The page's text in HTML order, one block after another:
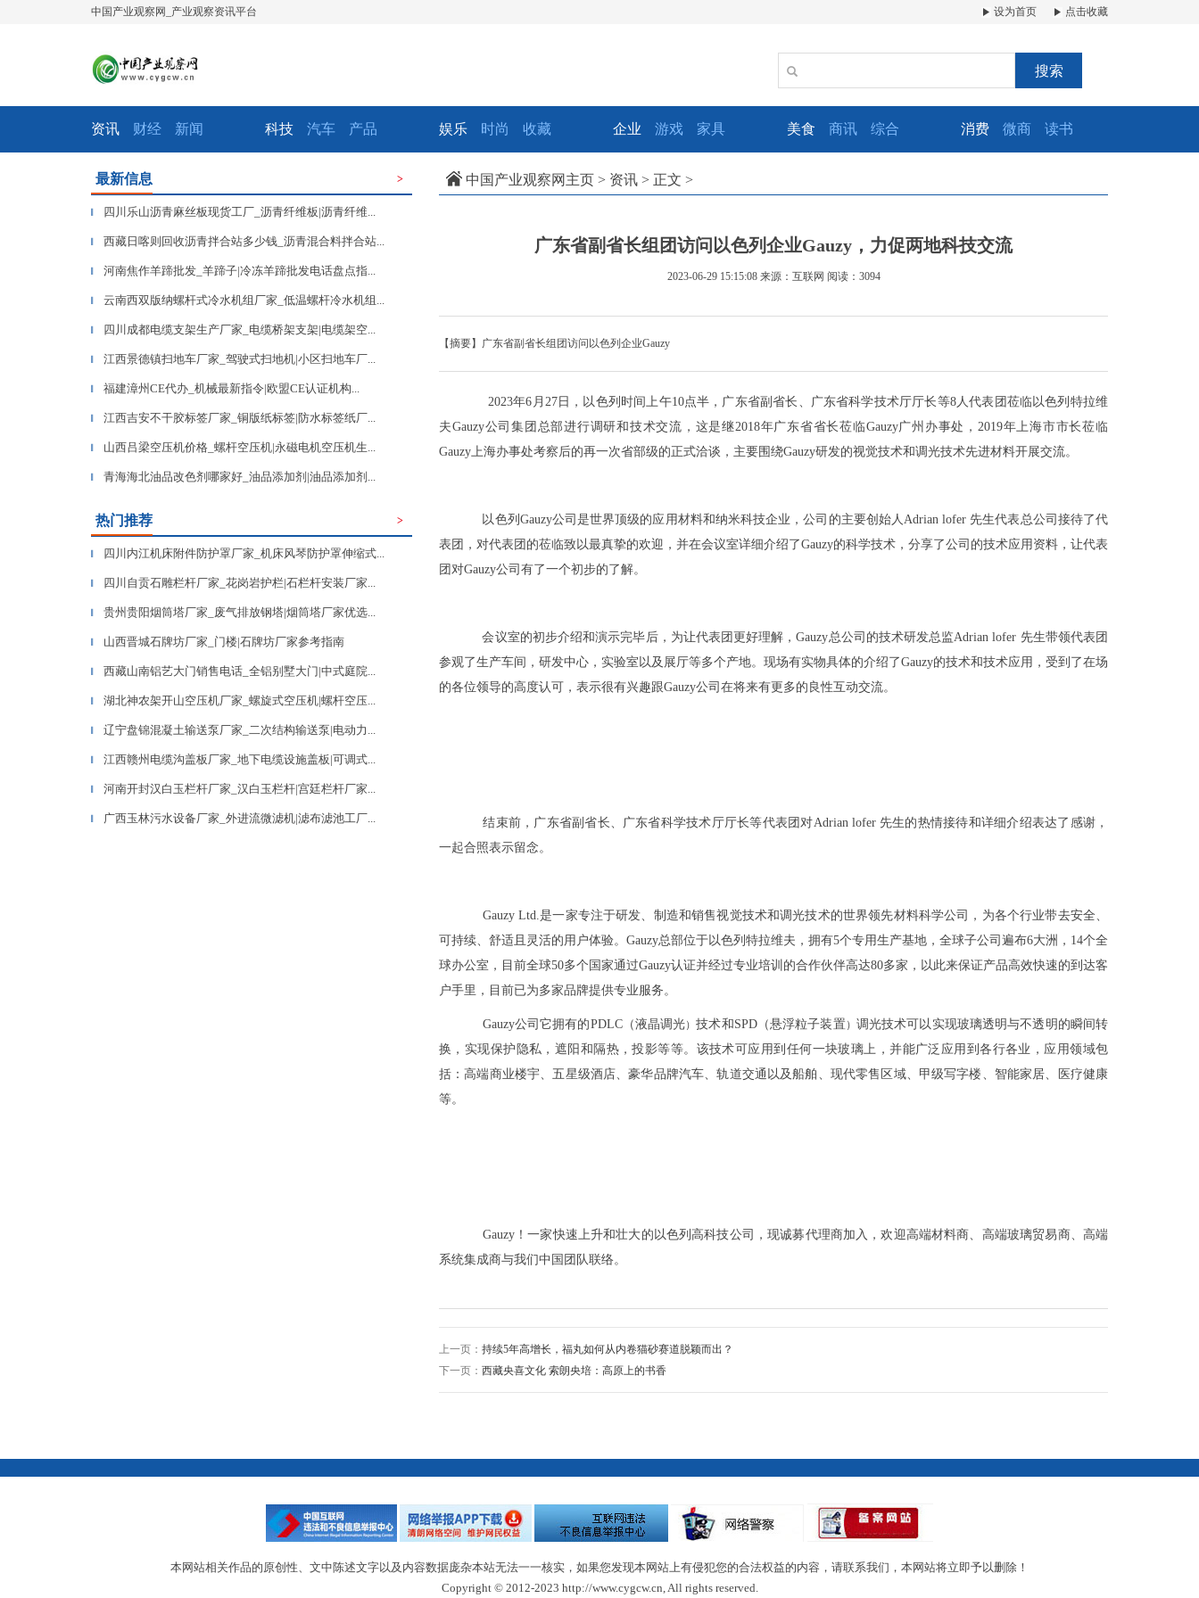
中国产业观察网_产业观察资讯平台 设为首页 点击收藏
搜索
资讯 财经 新闻 科技 汽车 产品 娱乐 时尚 收藏 企业 游戏 家具 美食 商讯 综合 消费 微商 读书
最新信息 >
▎ 四川乐山沥青麻丝板现货工厂_沥青纤维板|沥青纤维...
▎ 西藏日喀则回收沥青拌合站多少钱_沥青混合料拌合站...
▎ 河南焦作羊蹄批发_羊蹄子|冷冻羊蹄批发电话盘点指...
▎ 云南西双版纳螺杆式冷水机组厂家_低温螺杆冷水机组...
▎ 四川成都电缆支架生产厂家_电缆桥架支架|电缆架空...
▎ 江西景德镇扫地车厂家_驾驶式扫地机|小区扫地车厂...
▎ 福建漳州CE代办_机械最新指令|欧盟CE认证机构...
▎ 江西吉安不干胶标签厂家_铜版纸标签|防水标签纸厂...
▎ 山西吕梁空压机价格_螺杆空压机|永磁电机空压机生...
▎ 青海海北油品改色剂哪家好_油品添加剂|油品添加剂...
热门推荐 >
▎ 四川内江机床附件防护罩厂家_机床风琴防护罩伸缩式...
▎ 四川自贡石雕栏杆厂家_花岗岩护栏|石栏杆安装厂家...
▎ 贵州贵阳烟筒塔厂家_废气排放钢塔|烟筒塔厂家优选...
▎ 山西晋城石牌坊厂家_门楼|石牌坊厂家参考指南
▎ 西藏山南铝艺大门销售电话_全铝别墅大门|中式庭院...
▎ 湖北神农架开山空压机厂家_螺旋式空压机|螺杆空压...
▎ 辽宁盘锦混凝土输送泵厂家_二次结构输送泵|电动力...
▎ 江西赣州电缆沟盖板厂家_地下电缆设施盖板|可调式...
▎ 河南开封汉白玉栏杆厂家_汉白玉栏杆|宫廷栏杆厂家...
▎ 广西玉林污水设备厂家_外进流微滤机|滤布滤池工厂...
中国产业观察网主页 > 资讯 > 正文 >
广东省副省长组团访问以色列企业Gauzy，力促两地科技交流
2023-06-29 15:15:08 来源：互联网 阅读：3094
【摘要】广东省副省长组团访问以色列企业Gauzy
2023年6月27日，以色列时间上午10点半，广东省副省长、广东省科学技术厅厅长等8人代表团莅临以色列特拉维
夫Gauzy公司集团总部进行调研和技术交流，这是继2018年广东省省长莅临Gauzy广州办事处，2019年上海市市长莅临
Gauzy上海办事处考察后的再一次省部级的正式洽谈，主要围绕Gauzy研发的视觉技术和调光技术先进材料开展交流。
以色列Gauzy公司是世界顶级的应用材料和纳米科技企业，公司的主要创始人Adrian lofer 先生代表总公司接待了代
表团，对代表团的莅临致以最真挚的欢迎，并在会议室详细介绍了Gauzy的科学技术，分享了公司的技术应用资料，让代表
团对Gauzy公司有了一个初步的了解。
会议室的初步介绍和演示完毕后，为让代表团更好理解，Gauzy总公司的技术研发总监Adrian lofer 先生带领代表团
参观了生产车间，研发中心，实验室以及展厅等多个产地。现场有实物具体的介绍了Gauzy的技术和技术应用，受到了在场
的各位领导的高度认可，表示很有兴趣跟Gauzy公司在将来有更多的良性互动交流。
结束前，广东省副省长、广东省科学技术厅厅长等代表团对Adrian lofer 先生的热情接待和详细介绍表达了感谢，
一起合照表示留念。
Gauzy Ltd.是一家专注于研发、制造和销售视觉技术和调光技术的世界领先材料科学公司，为各个行业带去安全、
可持续、舒适且灵活的用户体验。Gauzy总部位于以色列特拉维夫，拥有5个专用生产基地，全球子公司遍布6大洲，14个全
球办公室，目前全球50多个国家通过Gauzy认证并经过专业培训的合作伙伴高达80多家，以此来保证产品高效快速的到达客
户手里，目前已为多家品牌提供专业服务。
Gauzy公司它拥有的PDLC（液晶调光）技术和SPD（悬浮粒子装置） 调光技术可以实现玻璃透明与不透明的瞬间转
换，实现保护隐私，遮阳和隔热，投影等等。该技术可应用到任何一块玻璃上，并能广泛应用到各行各业，应用领域包
括：高端商业楼宇、五星级酒店、豪华品牌汽车、轨道交通以及船舶、现代零售区域、甲级写字楼、智能家居、医疗健康
等。
Gauzy！一家快速上升和壮大的以色列高科技公司，现诚募代理商加入，欢迎高端材料商、高端玻璃贸易商、高端
系统集成商与我们中国团队联络。
上一页： 持续5年高增长，福丸如何从内卷猫砂赛道脱颖而出？
下一页： 西藏央喜文化 索朗央培：高原上的书香
本网站相关作品的原创性、文中陈述文字以及内容数据庞杂本站无法一一核实，如果您发现本网站上有侵犯您的合法权益的内容，请联系我们，本网站将立即予以删除！
Copyright © 2012-2023 http://www.cygcw.cn, All rights reserved.